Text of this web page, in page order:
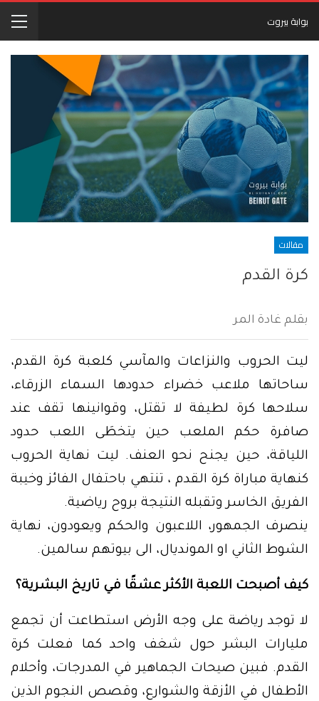
بوابة بيروت
مقالات
كرة القدم
بقلم غادة المر
ليت الحروب والنزاعات والمآسي كلعبة كرة القدم،
ساحاتها ملاعب خضراء حدودها السماء الزرقاء،
سلاحها كرة لطيفة لا تقتل، وقوانينها تقف عند
صافرة حكم الملعب حين يتخطَى اللعب حدود
اللياقة، حين يجنح نحو العنف. ليت نهاية الحروب
كنهاية مباراة كرة القدم ، تنتهي باحتفال الفائز وخيبة
الفريق الخاسر وتقبله النتيجة بروح رياضية.
ينصرف الجمهور، اللاعبون والحكم ويعودون، نهاية
الشوط الثاني او المونديال، الى بيوتهم سالمين.
كيف أصبحت اللعبة الأكثر عشقًا في تاريخ البشرية؟
لا توجد رياضة على وجه الأرض استطاعت أن تجمع
مليارات البشر حول شغف واحد كما فعلت كرة
القدم. فبين صيحات الجماهير في المدرجات، وأحلام
الأطفال في الأزقة والشوارع، وقصص النجوم الذين